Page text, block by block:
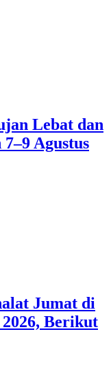
Lebat dan
Agustus
Jumat di
2026, Berikut